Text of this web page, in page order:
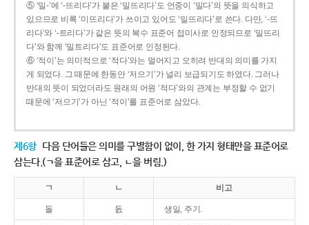
⑤ ‘밀-’에 ‘-뜨리다’가 붙은 ‘밀뜨리다’도 언중이 ‘밀다’의 뜻을 의식하고
있으므로 비록 ‘미뜨리다’가 쓰이고 있어도 ‘밀뜨리다’로 쓴다. 다만, ‘-뜨
리다’와 ‘-트리다’가 같은 뜻의 복수 표준어 접미사로 인정되므로 ‘밀뜨리
다’와 함께 ‘밀트리다’도 표준어로 인정된다.
⑥ ‘적이’는 의미적으로 ‘적다’와는 멀어지고 오히려 반대의 의미를 가지
게 되었다. 그 때문에 한동안 ‘저으기’가 널리 보급되기도 하였다. 그러나
반대의 뜻이 되었더라도 원래의 어원 ‘적다’와의 관계는 부정할 수 없기
때문에 ‘저으기’가 아닌 ‘적이’를 표준어로 삼았다.
제6항 다음 단어들은 의미를 구별함이 없이, 한 가지 형태만을 표준어로
삼는다.(ㄱ을 표준어로 삼고, ㄴ을 버림.)
ㄱ ㄴ 비고
돌 돐 생일, 주기.